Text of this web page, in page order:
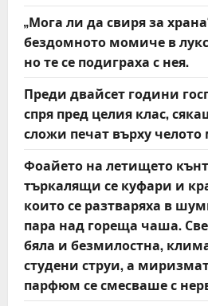
„Мога ли да свиря за
бездомното момиче в
но те се подиграха с нея.
Преди двайсет години
спря пред целия клас,
сложи печат върху
Фоайето на летището
търкалящи се куфари и
които се разтваряха в
пара над гореща чаша.
бяла и безмилостна,
студени струи, а
парфюм се смесваше с